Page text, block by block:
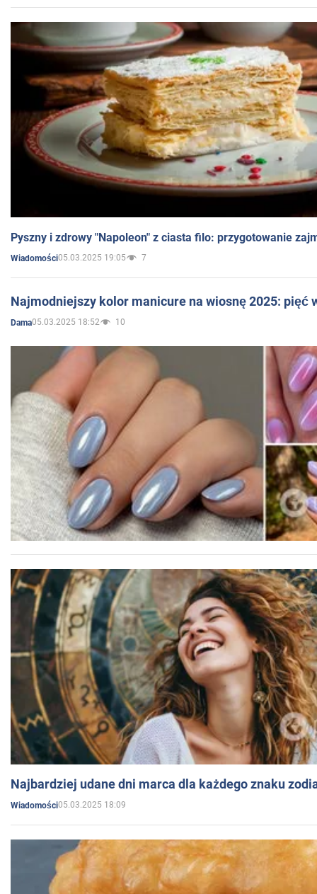
Pyszny i zdrowy "Napoleon" z ciasta filo: przygotowanie
Wiadomości05.03.2025 19:05 7
Najmodniejszy kolor manicure na wiosnę 2025: pięć
Dama05.03.2025 18:52 10
Najbardziej udane dni marca dla każdego znaku
Wiadomości05.03.2025 18:09